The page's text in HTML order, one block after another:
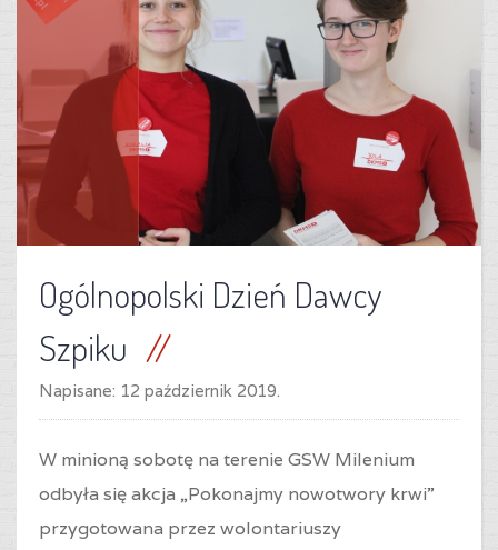
Ogólnopolski Dzień Dawcy
Szpiku
Napisane: 12 październik 2019.
W minioną sobotę na terenie GSW Milenium
odbyła się akcja „Pokonajmy nowotwory krwi”
przygotowana przez wolontariuszy